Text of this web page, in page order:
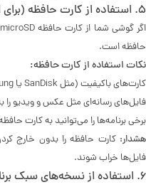
۵. استفاده از کارت حافظه (برای اندروید)
حافظه است.
نکات استفاده از کارت حافظه:
کارت‌های باکیفیت (مثل SanDisk یا Samsung) با سرعت بالا انتخاب کنید.
فایل‌های رسانه‌ای مثل عکس و ویدیو را
برخی برنامه‌ها را می‌توانید به کارت
هشدار: کارت حافظه را بدون خارج
فایل‌ها خراب شوند.
۶. استفاده از نسخه‌های سبک برنامه‌ها